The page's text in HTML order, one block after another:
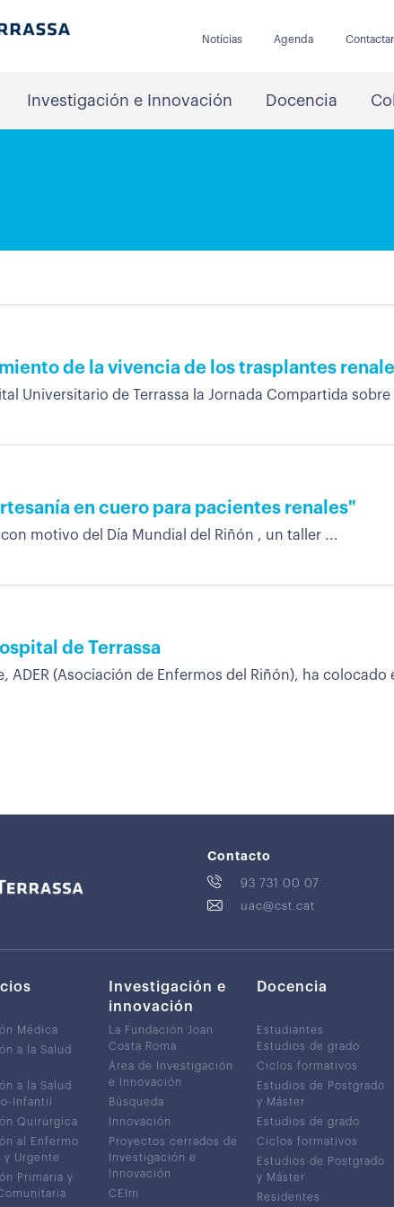
Notícias Agenda Contactar
Investigación e Innovación Docencia
de la vivencia de los trasplantes
Universitario de Terrassa la Jornada Compartida
en cuero para pacientes renales"
motivo del Día Mundial del Riñón , un taller ...
de Terrassa
ADER (Asociación de Enfermos del Riñón), ha colocado
Contacto
93 731 00 07
uac@cst.cat
Médica
a la Salud
a la Salud
Infantil
Quirúrgica
al Enfermo
Urgente
Primaria y
Investigación e
innovación
La Fundación Joan
Costa Roma
Área de Investigación
e Innovación
Búsqueda
Innovación
Proyectos cerrados de
Investigación e
Innovación
CEIm
Docencia
Estudiantes
Estudios de grado
Ciclos formativos
Estudios de Postgrado
y Máster
Estudios de grado
Ciclos formativos
Estudios de Postgrado
y Máster
Residentes